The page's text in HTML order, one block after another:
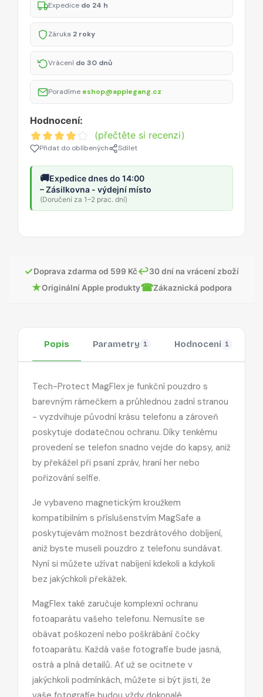
Expedice do 24 h
Záruka 2 roky
Vrácení do 30 dnů
Poradíme eshop@applegang.cz
Hodnocení:
(přečtěte si recenzi)
Přidat do oblíbených Sdílet
🚚Expedice dnes do 14:00
– Zásilkovna - výdejní místo
(Doručení za 1–2 prac. dní)
✓Doprava zdarma od 599 Kč↩30 dní na vrácení zboží
★Originální Apple produkty☎Zákaznická podpora
Popis Parametry 1 Hodnocení 1
Tech-Protect MagFlex je funkční pouzdro s
barevným rámečkem a průhlednou zadní stranou
- vyzdvihuje původní krásu telefonu a zároveň
poskytuje dodatečnou ochranu. Díky tenkému
provedení se telefon snadno vejde do kapsy, aniž
by překážel při psaní zpráv, hraní her nebo
pořizování selfie.
Je vybaveno magnetickým kroužkem
kompatibilním s příslušenstvím MagSafe a
poskytujevám možnost bezdrátového dobíjení,
aniž byste museli pouzdro z telefonu sundávat.
Nyní si můžete užívat nabíjení kdekoli a kdykoli
bez jakýchkoli překážek.
MagFlex také zaručuje komplexní ochranu
fotoaparátu vašeho telefonu. Nemusíte se
obávat poškození nebo poškrábání čočky
fotoaparátu. Každá vaše fotografie bude jasná,
ostrá a plná detailů. Ať už se ocitnete v
jakýchkoli podmínkách, můžete si být jisti, že